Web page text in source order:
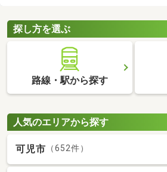
えるお部屋を見つけてくださいね。
探し方を選ぶ
路線・駅から探す
人気のエリアから探す
可児市 （652件）